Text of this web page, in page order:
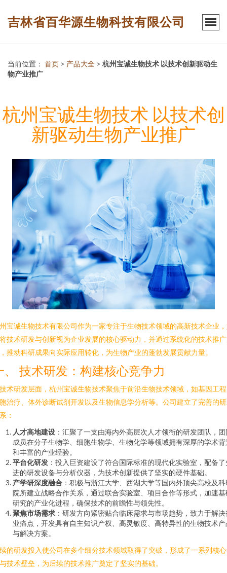
吉林省百华源生物科技有限公司
当前位置： 首页 > 产品大全 > 杭州宝诚生物技术 以技术创新驱动生
物产业推广
杭州宝诚生物技术 以技术创
新驱动生物产业推广
宝诚生物技术有限公司作为一家专注于生物技术领域的高新技术企业
技术研发与创新视为企业发展的核心驱动力，并通过系统化的技术推
推动科研成果向实际应用转化，为生物产业的蓬勃发展贡献力量。
、 技术研发：构建核心竞争力
术研发层面，杭州宝诚生物技术聚焦于前沿生物技术领域，如基因工
治疗、体外诊断试剂开发以及生物信息学分析等。公司建立了完善的
：
人才高地建设 ：汇聚了一支由海内外高层次人才领衔的研发团队，团
成员在分子生物学、细胞生物学、生物化学等领域拥有深厚的学术背
和丰富的产业经验。
平台化研发 ：投入巨资建设了符合国际标准的现代化实验室，配备了
进的研发设备与分析仪器，为技术创新提供了坚实的硬件基础。
产学研深度融合 ：积极与浙江大学、西湖大学等国内外顶尖高校及科
院所建立战略合作关系，通过联合实验室、项目合作等形式，加速基
研究的产业化进程，确保技术的前瞻性与领先性。
聚焦市场需求 ：研发方向紧密贴合临床需求与市场趋势，致力于解决
业痛点，开发具有自主知识产权、高灵敏度、高特异性的生物技术产
与解决方案。
的研发投入使公司在多个细分技术领域取得了突破，形成了一系列核
技术壁垒，为后续的技术推广奠定了坚实的基础。